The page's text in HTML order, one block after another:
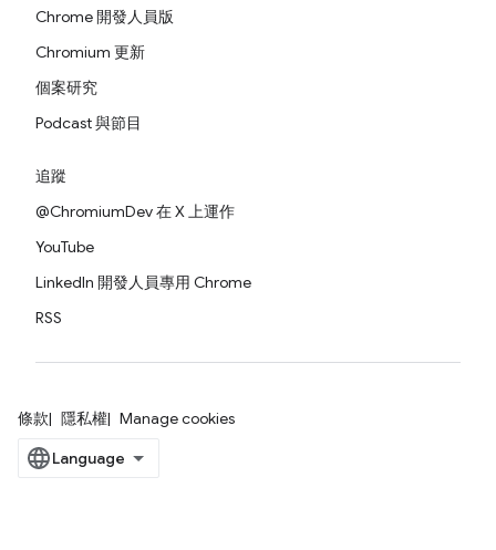
Chrome 開發人員版
Chromium 更新
個案研究
Podcast 與節目
追蹤
@ChromiumDev 在 X 上運作
YouTube
LinkedIn 開發人員專用 Chrome
RSS
條款 隱私權 Manage cookies